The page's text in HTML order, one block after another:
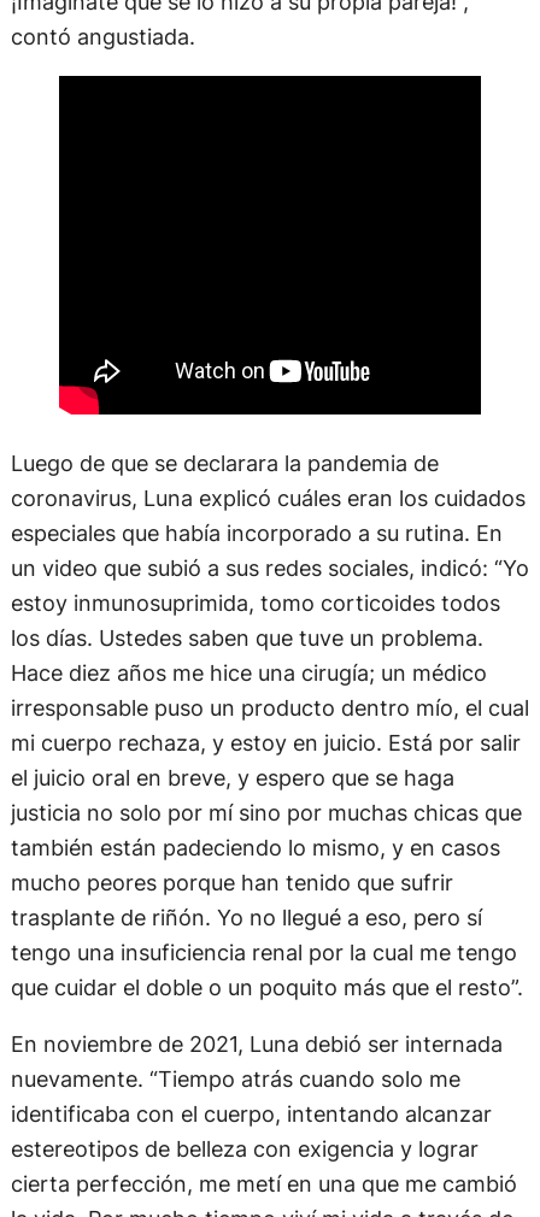
contó angustiada.
Luego de que se declarara la pandemia de
coronavirus, Luna explicó cuáles eran los cuidados
especiales que había incorporado a su rutina. En
un video que subió a sus redes sociales, indicó: “Yo
estoy inmunosuprimida, tomo corticoides todos
los días. Ustedes saben que tuve un problema.
Hace diez años me hice una cirugía; un médico
irresponsable puso un producto dentro mío, el cual
mi cuerpo rechaza, y estoy en juicio. Está por salir
el juicio oral en breve, y espero que se haga
justicia no solo por mí sino por muchas chicas que
también están padeciendo lo mismo, y en casos
mucho peores porque han tenido que sufrir
trasplante de riñón. Yo no llegué a eso, pero sí
tengo una insuficiencia renal por la cual me tengo
que cuidar el doble o un poquito más que el resto”.
En noviembre de 2021, Luna debió ser internada
nuevamente. “Tiempo atrás cuando solo me
identificaba con el cuerpo, intentando alcanzar
estereotipos de belleza con exigencia y lograr
cierta perfección, me metí en una que me cambió